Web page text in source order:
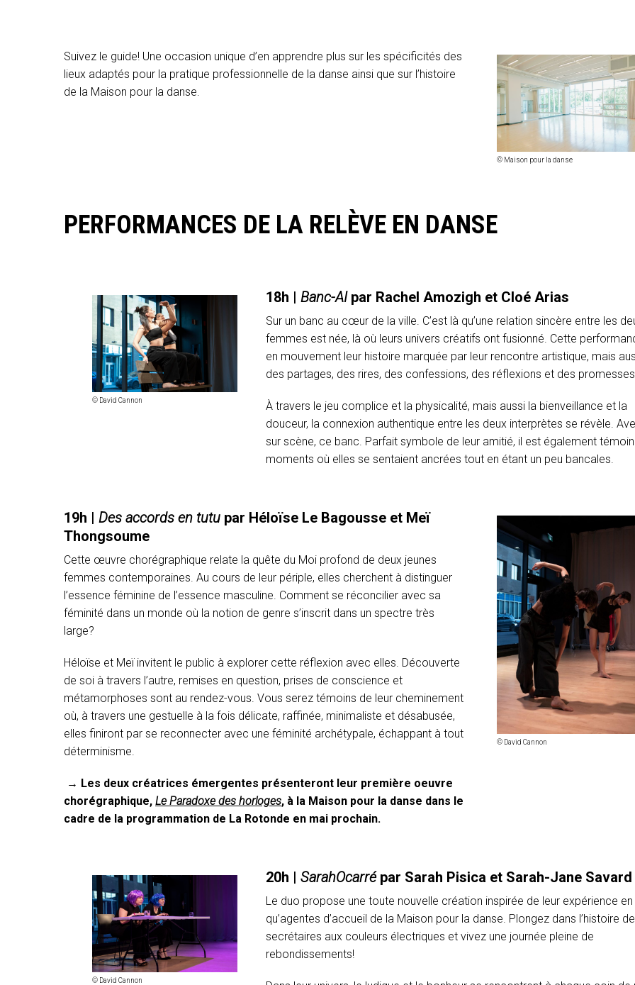
Suivez le guide! Une occasion unique d’en apprendre plus sur les spécificités des
lieux adaptés pour la pratique professionnelle de la danse ainsi que sur l’histoire
de la Maison pour la danse.
© Maison pour la danse
PERFORMANCES DE LA RELÈVE EN DANSE
© David Cannon
18h |Banc-AI par Rachel Amozigh et Cloé Arias
Sur un banc au cœur de la ville. C’est là qu’une relation sincère entre les
femmes est née, là où leurs univers créatifs ont fusionné. Cette
en mouvement leur histoire marquée par leur rencontre artistique, mais
des partages, des rires, des confessions, des réflexions et des
À travers le jeu complice et la physicalité, mais aussi la bienveillance et la
douceur, la connexion authentique entre les deux interprètes se révèle.
sur scène, ce banc. Parfait symbole de leur amitié, il est également
moments où elles se sentaient ancrées tout en étant un peu bancales.
19h | Des accords en tutu par Héloïse Le Bagousse et Meï
Thongsoume
Cette œuvre chorégraphique relate la quête du Moi profond de deux jeunes
femmes contemporaines. Au cours de leur périple, elles cherchent à distinguer
l’essence féminine de l’essence masculine. Comment se réconcilier avec sa
féminité dans un monde où la notion de genre s’inscrit dans un spectre très
large?
Héloïse et Meï invitent le public à explorer cette réflexion avec elles. Découverte
de soi à travers l’autre, remises en question, prises de conscience et
métamorphoses sont au rendez-vous. Vous serez témoins de leur cheminement
où, à travers une gestuelle à la fois délicate, raffinée, minimaliste et désabusée,
elles finiront par se reconnecter avec une féminité archétypale, échappant à tout
déterminisme.
→ Les deux créatrices émergentes présenteront leur première oeuvre
chorégraphique, Le Paradoxe des horloges, à la Maison pour la danse dans le
cadre de la programmation de La Rotonde en mai prochain.
© David Cannon
© David Cannon
20h | SarahOcarré par Sarah Pisica et Sarah-Jane Savard
Le duo propose une toute nouvelle création inspirée de leur expérience
qu’agentes d’accueil de la Maison pour la danse. Plongez dans l’histoire
secrétaires aux couleurs électriques et vivez une journée pleine de
rebondissements!